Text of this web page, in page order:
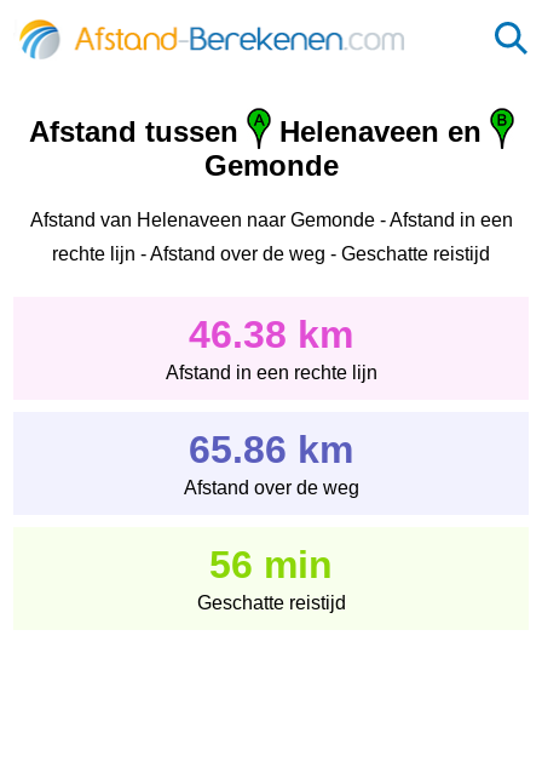
Afstand tussen
Helenaveen en
Gemonde
Afstand van Helenaveen naar Gemonde - Afstand in een
rechte lijn - Afstand over de weg - Geschatte reistijd
46.38 km
Afstand in een rechte lijn
65.86 km
Afstand over de weg
56 min
Geschatte reistijd